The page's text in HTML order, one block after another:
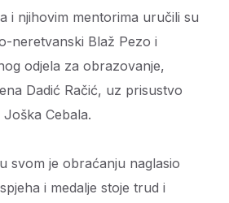
i njihovim mentorima uručili su
neretvanski Blaž Pezo i
odjela za obrazovanje,
Dadić Račić, uz prisustvo
Cebala.
svom je obraćanju naglasio
i medalje stoje trud i